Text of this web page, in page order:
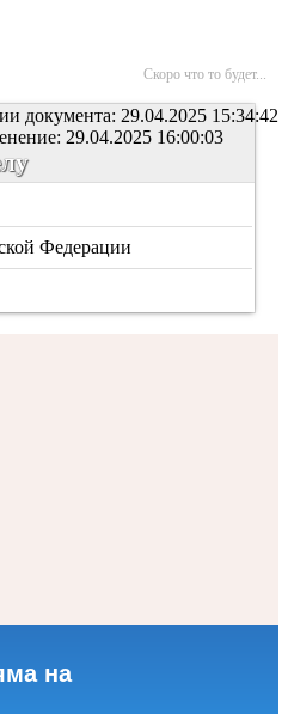
Скоро что то будет...
документа: 29.04.2025 15:34:42
29.04.2025 16:00:03
Федерации
на